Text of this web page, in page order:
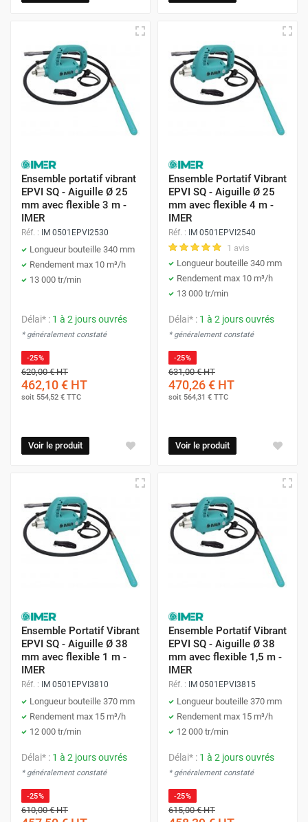
Ensemble portatif vibrant
EPVI SQ - Aiguille Ø 25
mm avec flexible 3 m -
IMER
Réf. : IM 0501EPVI2530
Longueur bouteille 340 mm
Rendement max 10 m³/h
13 000 tr/min
Délai* : 1 à 2 jours ouvrés
* généralement constaté
-25%
620,00 €HT
462,10 € HT
soit 554,52 € TTC
Voir le produit
Ensemble Portatif Vibrant
EPVI SQ - Aiguille Ø 25
mm avec flexible 4 m -
IMER
Réf. : IM 0501EPVI2540
1 avis
Longueur bouteille 340 mm
Rendement max 10 m³/h
13 000 tr/min
Délai* : 1 à 2 jours ouvrés
* généralement constaté
-25%
631,00 €HT
470,26 € HT
soit 564,31 € TTC
Voir le produit
Ensemble Portatif Vibrant
EPVI SQ - Aiguille Ø 38
mm avec flexible 1 m -
IMER
Réf. : IM 0501EPVI3810
Longueur bouteille 370 mm
Rendement max 15 m³/h
12 000 tr/min
Délai* : 1 à 2 jours ouvrés
* généralement constaté
-25%
610,00 €HT
Ensemble Portatif Vibrant
EPVI SQ - Aiguille Ø 38
mm avec flexible 1,5 m -
IMER
Réf. : IM 0501EPVI3815
Longueur bouteille 370 mm
Rendement max 15 m³/h
12 000 tr/min
Délai* : 1 à 2 jours ouvrés
* généralement constaté
-25%
615,00 €HT